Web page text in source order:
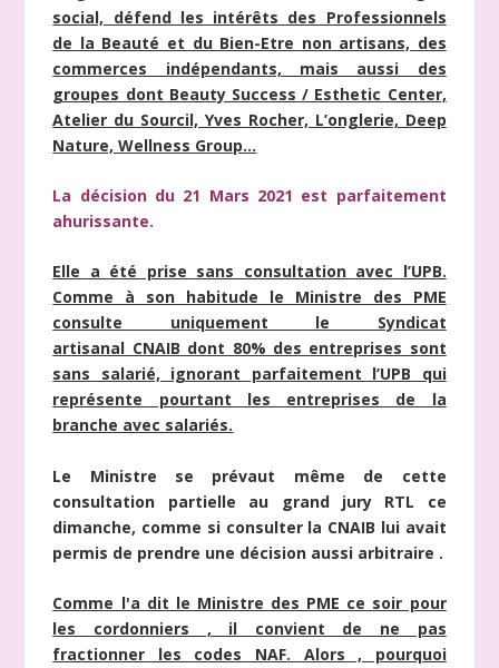
social, défend les intérêts des Professionnels
de la Beauté et du Bien-Etre non artisans, des
commerces indépendants, mais aussi des
groupes dont Beauty Success / Esthetic Center,
Atelier du Sourcil, Yves Rocher, L’onglerie, Deep
Nature, Wellness Group…
La décision du 21 Mars 2021 est parfaitement
ahurissante.
Elle a été prise sans consultation avec l’UPB.
Comme à son habitude le Ministre des PME
consulte uniquement le Syndicat
artisanal CNAIB dont 80% des entreprises sont
sans salarié, ignorant parfaitement l’UPB qui
représente pourtant les entreprises de la
branche avec salariés.
Le Ministre se prévaut même de cette
consultation partielle au grand jury RTL ce
dimanche, comme si consulter la CNAIB lui avait
permis de prendre une décision aussi arbitraire .
Comme l'a dit le Ministre des PME ce soir pour
les cordonniers , il convient de ne pas
fractionner les codes NAF. Alors , pourquoi